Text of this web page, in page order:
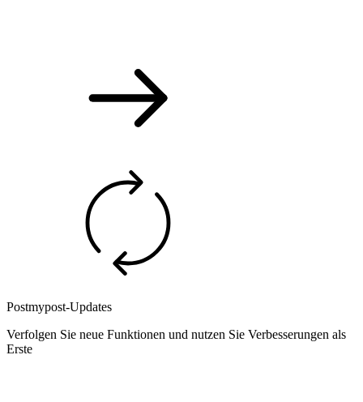
Postmypost-Updates
Verfolgen Sie neue Funktionen und nutzen Sie Verbesserungen als
Erste